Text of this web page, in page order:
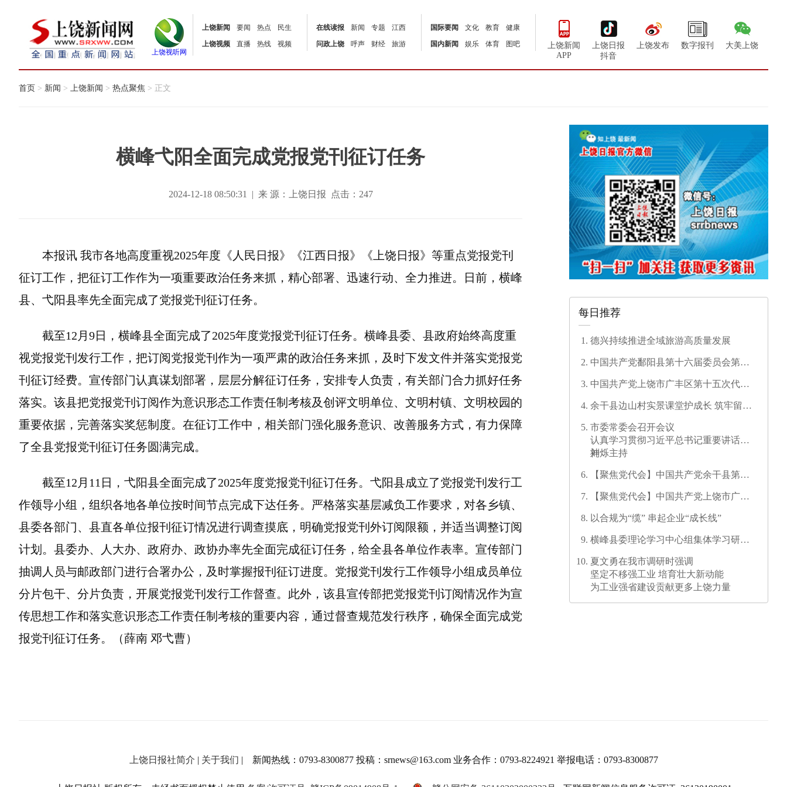
上饶视听网
上饶新闻 要闻 热点
民生
上饶视频
直播 热线 视频
在线读报 新闻 专题
江西
问政上饶
呼声 财经 旅游
国际要闻 文化 教育
健康
国内新闻
娱乐 体育 图吧
上饶新闻
APP
上饶日报
抖音
上饶发布 数字报刊 大美上饶
首页 > 新闻 > 上饶新闻 > 热点聚焦 > 正文
横峰弋阳全面完成党报党刊征订任务
2024-12-18 08:50:31 | 来 源：上饶日报 点击： 247
本报讯 我市各地高度重视2025年度《人民日报》《江西日报》《上饶日报》等重点党报党刊
征订工作，把征订工作作为一项重要政治任务来抓，精心部署、迅速行动、全力推进。日前，横峰
县、弋阳县率先全面完成了党报党刊征订任务。
截至12月9日，横峰县全面完成了2025年度党报党刊征订任务。横峰县委、县政府始终高度重
视党报党刊发行工作，把订阅党报党刊作为一项严肃的政治任务来抓，及时下发文件并落实党报党
刊征订经费。宣传部门认真谋划部署，层层分解征订任务，安排专人负责，有关部门合力抓好任务
落实。该县把党报党刊订阅作为意识形态工作责任制考核及创评文明单位、文明村镇、文明校园的
重要依据，完善落实奖惩制度。在征订工作中，相关部门强化服务意识、改善服务方式，有力保障
了全县党报党刊征订任务圆满完成。
截至12月11日，弋阳县全面完成了2025年度党报党刊征订任务。弋阳县成立了党报党刊发行工
作领导小组，组织各地各单位按时间节点完成下达任务。严格落实基层减负工作要求，对各乡镇、
县委各部门、县直各单位报刊征订情况进行调查摸底，明确党报党刊外订阅限额，并适当调整订阅
计划。县委办、人大办、政府办、政协办率先全面完成征订任务，给全县各单位作表率。宣传部门
抽调人员与邮政部门进行合署办公，及时掌握报刊征订进度。党报党刊发行工作领导小组成员单位
分片包干、分片负责，开展党报党刊发行工作督查。此外，该县宣传部把党报党刊订阅情况作为宣
传思想工作和落实意识形态工作责任制考核的重要内容，通过督查规范发行秩序，确保全面完成党
报党刊征订任务。（薛南 邓弋曹）
每日推荐
德兴持续推进全域旅游高质量发展
中国共产党鄱阳县第十六届委员会第一
中国共产党上饶市广丰区第十五次代表
余干县边山村实景课堂护成长 筑牢留守
市委常委会召开会议
认真学习贯彻习近平总书记重要讲话精
神
刘烁主持
【聚焦党代会】中国共产党余干县第十
【聚焦党代会】中国共产党上饶市广信
以合规为“缆” 串起企业“成长线”
横峰县委理论学习中心组集体学习研讨
夏文勇在我市调研时强调
坚定不移强工业 培育壮大新动能
为工业强省建设贡献更多上饶力量
上饶日报社简介 | 关于我们 | 新闻热线：0793-8300877 投稿：srnews@163.com 业务合作：0793-8224921 举报电话：0793-8300877